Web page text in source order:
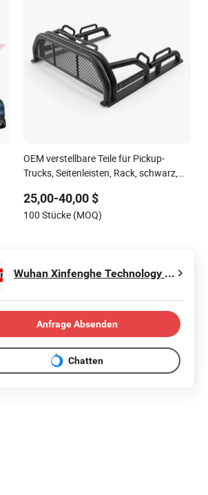
OEM verstellbare Teile für Pickup-
Trucks, Seitenleisten, Rack, schwarz,
Verfolgungsrollbügel mit Seitenleisten
25,00-40,00 $
100 Stücke (MOQ)
Wuhan Xinfenghe Technology Co., Ltd
Anfrage Absenden
Chatten